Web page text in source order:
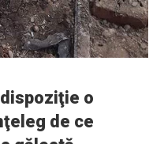
o
de ce